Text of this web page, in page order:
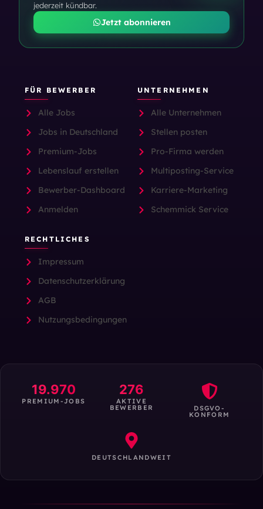
jederzeit kündbar.
Jetzt abonnieren
FÜR BEWERBER
Alle Jobs
Jobs in Deutschland
Premium-Jobs
Lebenslauf erstellen
Bewerber-Dashboard
Anmelden
UNTERNEHMEN
Alle Unternehmen
Stellen posten
Pro-Firma werden
Multiposting-Service
Karriere-Marketing
Schemmick Service
RECHTLICHES
Impressum
Datenschutzerklärung
AGB
Nutzungsbedingungen
19.970
PREMIUM-JOBS
276
AKTIVE
BEWERBER DSGVO-
KONFORM
DEUTSCHLANDWEIT